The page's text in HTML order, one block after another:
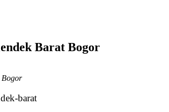
Barat Bogor
Bogor
barat